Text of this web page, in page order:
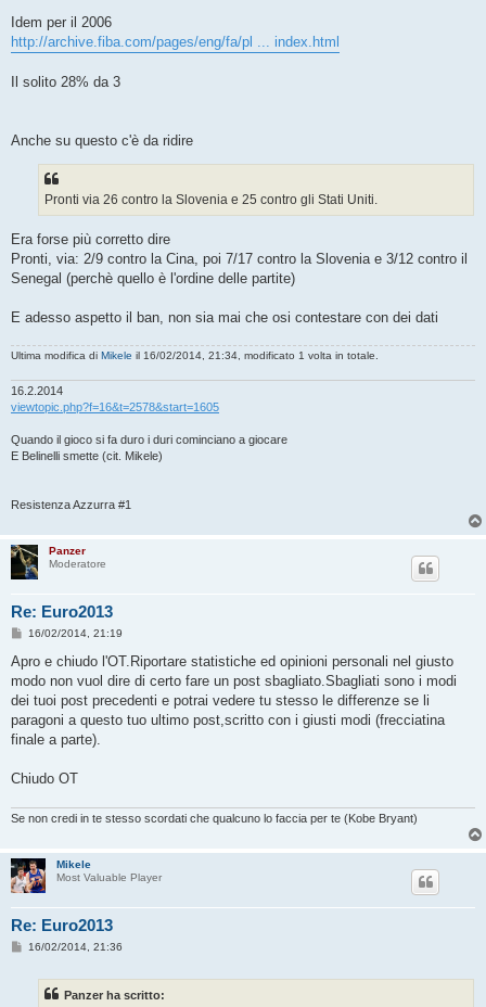
Idem per il 2006
http://archive.fiba.com/pages/eng/fa/pl ... index.html
Il solito 28% da 3
Anche su questo c'è da ridire
Pronti via 26 contro la Slovenia e 25 contro gli Stati Uniti.
Era forse più corretto dire
Pronti, via: 2/9 contro la Cina, poi 7/17 contro la Slovenia e 3/12 contro il
Senegal (perchè quello è l'ordine delle partite)
E adesso aspetto il ban, non sia mai che osi contestare con dei dati
Ultima modifica di Mikele il 16/02/2014, 21:34, modificato 1 volta in totale.
16.2.2014
viewtopic.php?f=16&t=2578&start=1605
Quando il gioco si fa duro i duri cominciano a giocare
E Belinelli smette (cit. Mikele)
Resistenza Azzurra #1
Panzer
Moderatore
Re: Euro2013
M
s
a
g
i
o
16/02/2014, 21:19
Apro e chiudo l'OT.Riportare statistiche ed opinioni personali nel giusto
modo non vuol dire di certo fare un post sbagliato.Sbagliati sono i modi
dei tuoi post precedenti e potrai vedere tu stesso le differenze se li
paragoni a questo tuo ultimo post,scritto con i giusti modi (frecciatina
finale a parte).
Chiudo OT
Se non credi in te stesso scordati che qualcuno lo faccia per te (Kobe Bryant)
Mikele
Most Valuable Player
Re: Euro2013
M16/02/2014, 21:36
Panzer ha scritto: